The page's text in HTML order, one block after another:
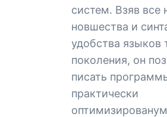
систем. Взяв
новшества и
удобства языков
поколения, он
писать
практически